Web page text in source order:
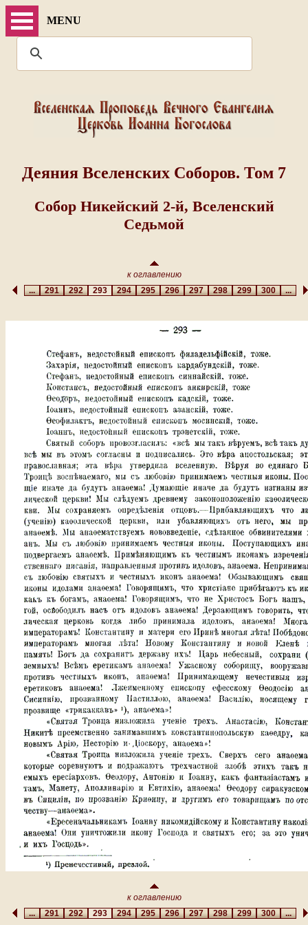
MENU
Деяния Вселенских Соборов. Том 7
Собор Никейский 2-й, Вселенский
Седьмой
к оглавлению
...291292 293 294295296297298299300...
к оглавлению
...291292 293 294295296297298299300...